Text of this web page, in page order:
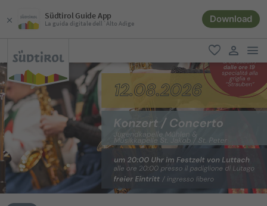
Südtirol Guide App
La guida digitale dell´Alto Adige Download
favoriti
user link